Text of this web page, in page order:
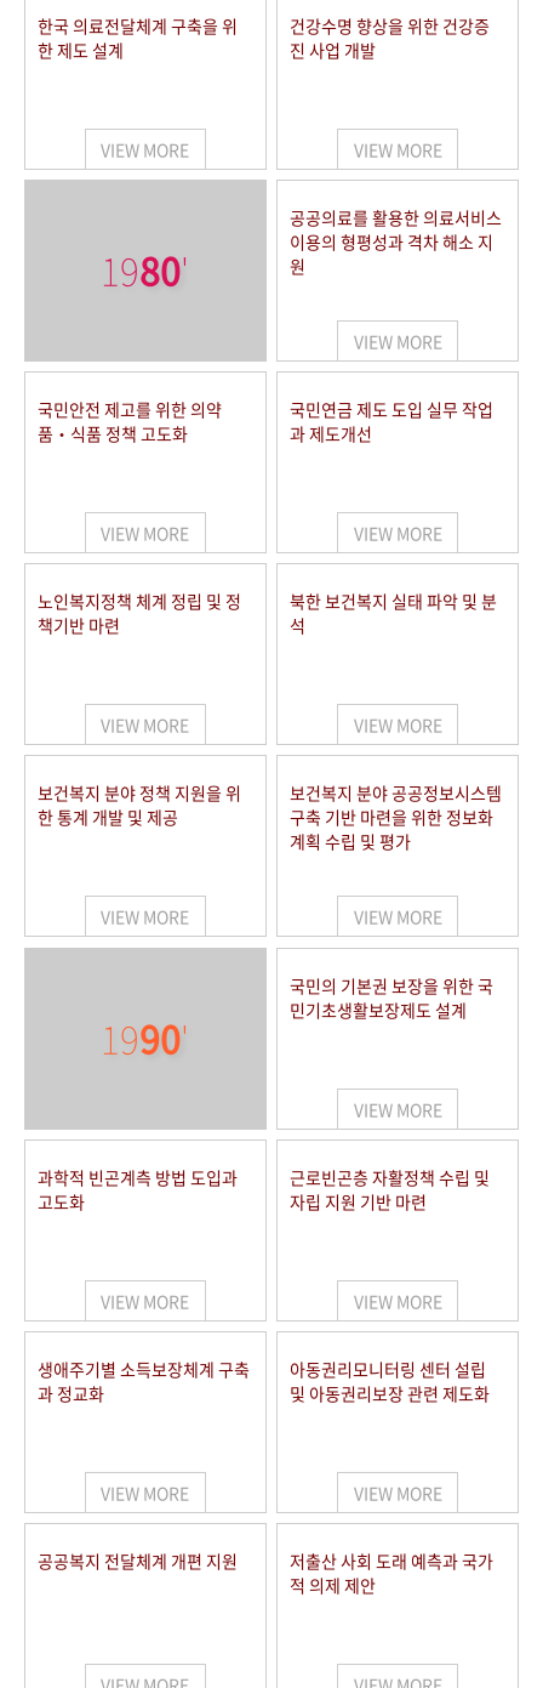
한국 의료전달체계 구축을 위
한 제도 설계
VIEW MORE
건강수명 향상을 위한 건강증
진 사업 개발
VIEW MORE
1980'
공공의료를 활용한 의료서비스
이용의 형평성과 격차 해소 지
원
VIEW MORE
국민안전 제고를 위한 의약
품‧식품 정책 고도화
VIEW MORE
국민연금 제도 도입 실무 작업
과 제도개선
VIEW MORE
노인복지정책 체계 정립 및 정
책기반 마련
VIEW MORE
북한 보건복지 실태 파악 및 분
석
VIEW MORE
보건복지 분야 정책 지원을 위
한 통계 개발 및 제공
VIEW MORE
보건복지 분야 공공정보시스템
구축 기반 마련을 위한 정보화
계획 수립 및 평가
VIEW MORE
1990'
국민의 기본권 보장을 위한 국
민기초생활보장제도 설계
VIEW MORE
과학적 빈곤계측 방법 도입과
고도화
VIEW MORE
근로빈곤층 자활정책 수립 및
자립 지원 기반 마련
VIEW MORE
생애주기별 소득보장체계 구축
과 정교화
VIEW MORE
아동권리모니터링 센터 설립
및 아동권리보장 관련 제도화
VIEW MORE
공공복지 전달체계 개편 지원
저출산 사회 도래 예측과 국가
적 의제 제안